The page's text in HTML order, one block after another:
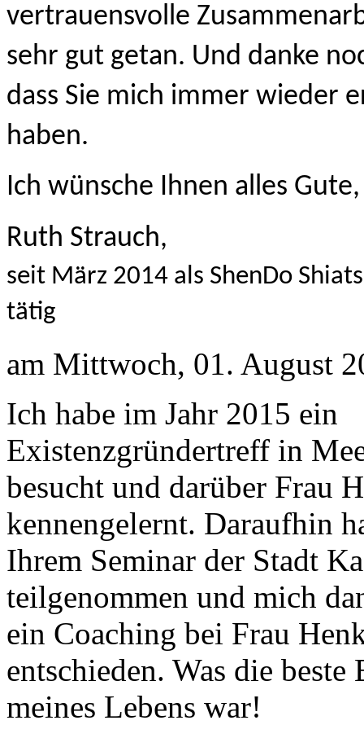
vertrauensvolle
sehr gut getan. Und danke
dass Sie mich immer wieder
haben.
Ich wünsche Ihnen alles Gute,
Ruth Strauch,
seit März 2014 als ShenDo
tätig
am Mittwoch, 01. August
Ich habe im Jahr 2015 ein
Existenzgründertreff in
besucht und darüber Frau
kennengelernt. Daraufhin
Ihrem Seminar der Stadt
teilgenommen und mich
ein Coaching bei Frau
entschieden. Was die beste
meines Lebens war!